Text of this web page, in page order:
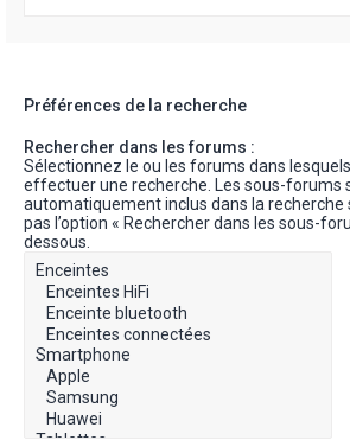
Préférences de la recherche
Rechercher dans les forums :
Sélectionnez le ou les forums dans
effectuer une recherche. Les sous-forums
automatiquement inclus dans la recherche
pas l’option « Rechercher dans les sous-
dessous.